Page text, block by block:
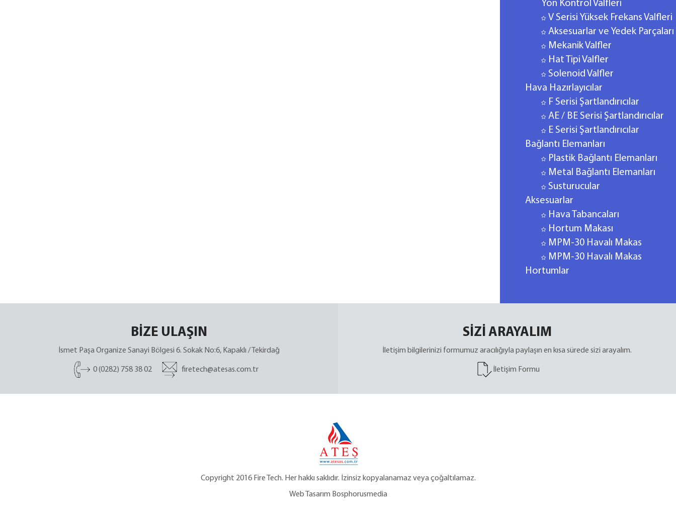
Yön Kontrol Valfleri
V Serisi Yüksek Frekans Valfleri
Aksesuarlar ve Yedek Parçaları
Mekanik Valfler
Hat Tipi Valfler
Solenoid Valfler
Hava Hazırlayıcılar
F Serisi Şartlandırıcılar
AE / BE Serisi Şartlandırıcılar
E Serisi Şartlandırıcılar
Bağlantı Elemanları
Plastik Bağlantı Elemanları
Metal Bağlantı Elemanları
Susturucular
Aksesuarlar
Hava Tabancaları
Hortum Makası
MPM-30 Havalı Makas
MPM-30 Havalı Makas
Hortumlar
BİZE ULAŞIN
İsmet Paşa Organize Sanayi Bölgesi 6. Sokak No:6, Kapaklı / Tekirdağ
0 (0282) 758 38 02 firetech@atesas.com.tr
SİZİ ARAYALIM
İletişim bilgilerinizi formumuz aracılığıyla paylaşın en kısa sürede sizi arayalım.
İletişim Formu
Copyright 2016 Fire Tech. Her hakkı saklıdır. İzinsiz kopyalanamaz veya çoğaltılamaz.
Web Tasarım Bosphorusmedia